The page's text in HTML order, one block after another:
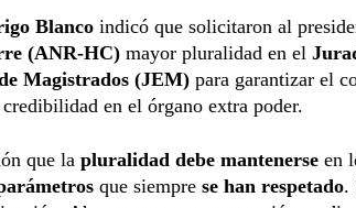
Blanco indicó que solicitaron al
(ANR-HC) mayor pluralidad en el
Magistrados (JEM) para garantizar el
en el órgano extra poder.
que la pluralidad debe mantenerse en
que siempre se han respetado.